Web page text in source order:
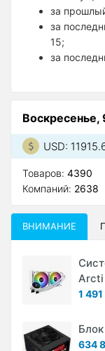
за
за
15;
за
Воскресенье,
USD:
Товаров: 4390
Компаний: 2638
ВНИМАНИЕ
Arcti
1
634